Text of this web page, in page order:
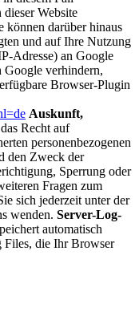
Website
können darüber hinaus
und auf Ihre Nutzung
Adresse) an Google
Google verhindern,
Browser-Plugin
Auskunft,
Recht auf
personenbezogenen
den Zweck der
Sperrung oder
Fragen zum
sich jederzeit unter der
wenden. Server-Log-
automatisch
Files, die Ihr Browser